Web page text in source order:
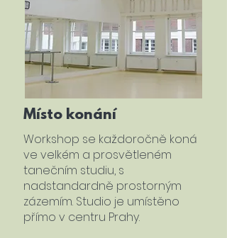
Místo konání
Workshop se každoročně koná
ve velkém a prosvětleném
tanečním studiu, s
nadstandardně prostorným
zázemím. Studio je umístěno
přímo v centru Prahy.